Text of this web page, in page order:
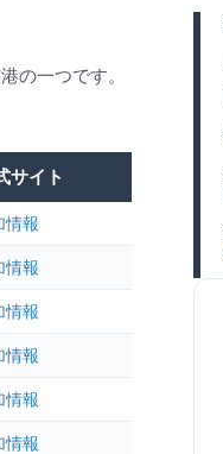
の一つです。
サイト
情報
情報
情報
情報
情報
情報